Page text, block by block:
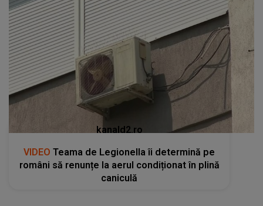
kanald2.ro
VIDEO Teama de Legionella îi determină pe
români să renunțe la aerul condiționat în plină
caniculă